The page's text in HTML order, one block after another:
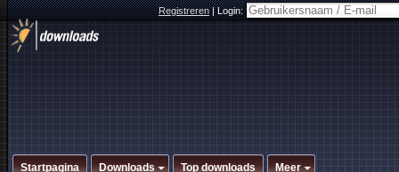
Registreren|Login:
Startpagina Downloads Top downloads Meer